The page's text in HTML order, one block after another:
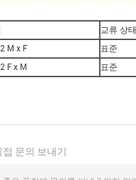
교류 상태
M x F
표준
F x M 표준
접 문의 보내기